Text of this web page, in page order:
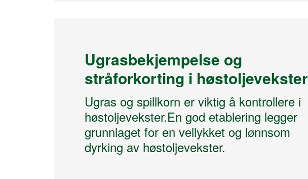
Ugrasbekjempelse og
stråforkorting i høstoljevekster
Ugras og spillkorn er viktig å kontrollere i
høstoljevekster.En god etablering legger
grunnlaget for en vellykket og lønnsom
dyrking av høstoljevekster.